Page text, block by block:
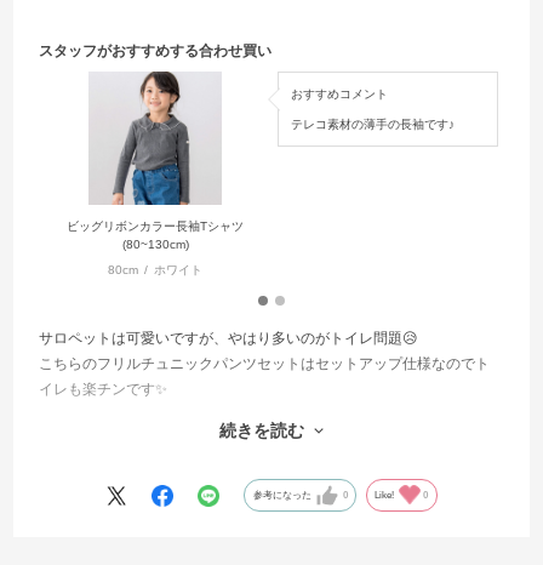
スタッフがおすすめする合わせ買い
ビッグリボンカラー長袖Tシャツ
(80~130cm)
80cm
ホワイト
おすすめコメント
テレコ素材の薄手の長袖です♪
サロペットは可愛いですが、やはり多いのがトイレ問題😥
こちらのフリルチュニックパンツセットはセットアップ仕様なのでト
イレも楽チンです✨
肩のフリルのボリュームが可愛い１枚です♪
続きを読む
参考になった 0 Like! 0